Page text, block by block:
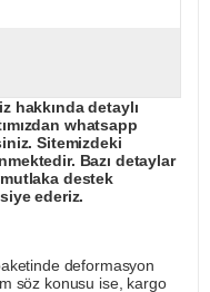
hakkında detaylı
whatsapp
Sitemizdeki
Bazı detaylar
destek
ederiz.
deformasyon
söz konusu ise, kargo